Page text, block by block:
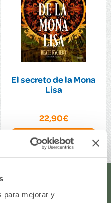
para mejorar y
El secreto de la Mona
Lisa
22,90€
Comprar